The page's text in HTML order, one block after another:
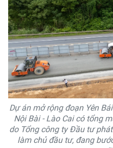
Dự án mở rộng đoạn Yên
Nội Bài - Lào Cai có tổng
do Tổng công ty Đầu tư
làm chủ đầu tư, đang